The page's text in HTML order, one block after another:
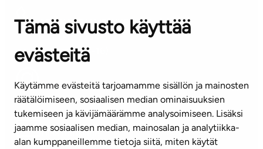
Tämä sivusto käyttää
evästeitä
Käytämme evästeitä tarjoamamme sisällön ja mainosten
räätälöimiseen, sosiaalisen median ominaisuuksien
tukemiseen ja kävijämäärämme analysoimiseen. Lisäksi
jaamme sosiaalisen median, mainosalan ja analytiikka-
alan kumppaneillemme tietoja siitä, miten käytät
ASIAKASPALVELUKESKUS
Puh. 045 7734 3777
(arkisin klo 8-16)
info@ta.fi
Tilaa uutiskirje